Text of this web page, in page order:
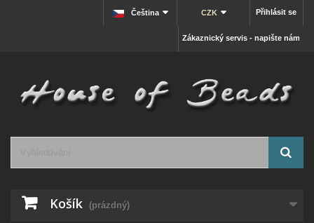
Přihlásit se
CZK
Čeština
Zákaznický servis - napište nám
Košík (prázdný)